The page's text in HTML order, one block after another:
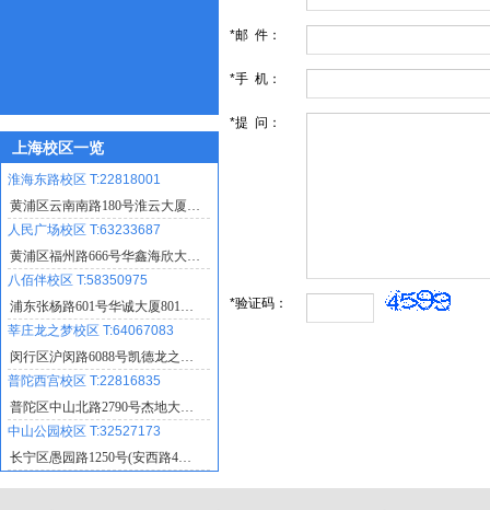
上海校区一览
淮海东路校区 T:22818001
黄浦区云南南路180号淮云大厦…
人民广场校区 T:63233687
黄浦区福州路666号华鑫海欣大…
八佰伴校区 T:58350975
浦东张杨路601号华诚大厦801…
莘庄龙之梦校区 T:64067083
闵行区沪闵路6088号凯德龙之…
普陀西宫校区 T:22816835
普陀区中山北路2790号杰地大…
中山公园校区 T:32527173
长宁区愚园路1250号(安西路4…
*邮 件：
*手 机：
*提 问：
*验证码：